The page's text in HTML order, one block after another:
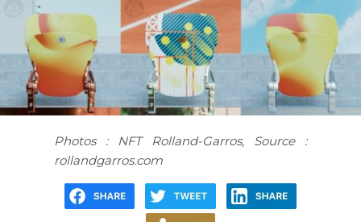
Photos : NFT Rolland-Garros, Source :
rollandgarros.com